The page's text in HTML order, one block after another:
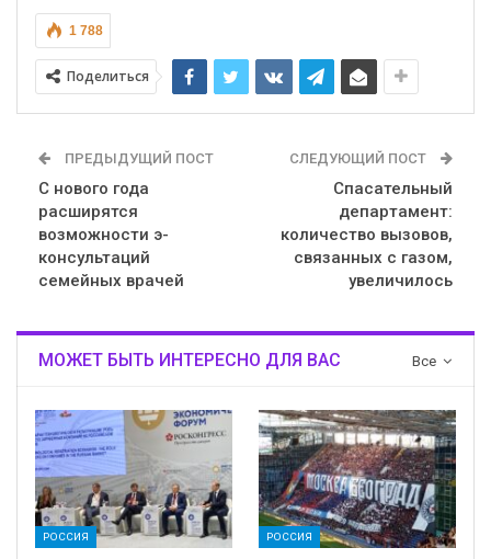
1 788
Поделиться
ПРЕДЫДУЩИЙ ПОСТ
С нового года
расширятся
возможности э-
консультаций
семейных врачей
СЛЕДУЮЩИЙ ПОСТ
Спасательный
департамент:
количество вызовов,
связанных с газом,
увеличилось
Все
МОЖЕТ БЫТЬ ИНТЕРЕСНО ДЛЯ ВАС
РОССИЯ РОССИЯ